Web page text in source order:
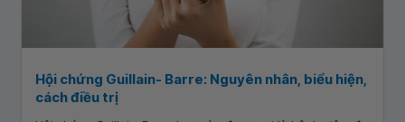
Hội chứng Guillain- Barre: Nguyên nhân, biểu hiện,
cách điều trị